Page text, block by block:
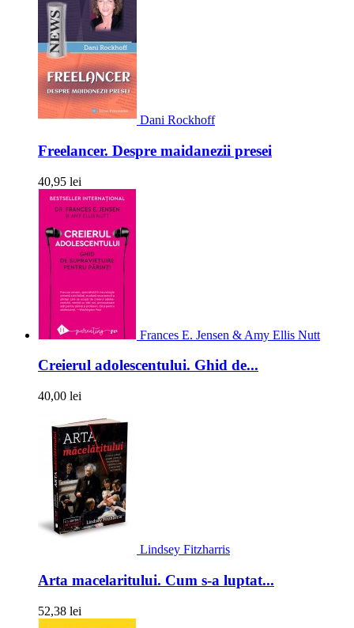
Dani Rockhoff
Freelancer. Despre maidanezii presei
40,95 lei
Frances E. Jensen & Amy Ellis Nutt
Creierul adolescentului. Ghid de...
40,00 lei
Lindsey Fitzharris
Arta macelaritului. Cum s-a luptat...
52,38 lei